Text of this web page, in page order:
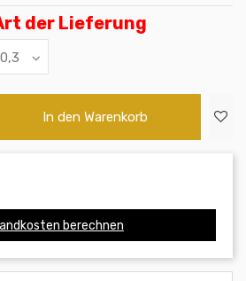
der Lieferung
In den Warenkorb
berechnen